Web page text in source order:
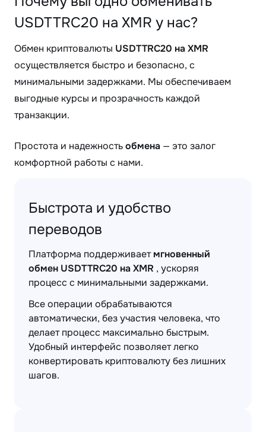
USDTTRC20 на XMR у нас?
Обмен криптовалюты USDTTRC20 на XMR
осуществляется быстро и безопасно, с
минимальными задержками. Мы обеспечиваем
выгодные курсы и прозрачность каждой
транзакции.
Простота и надежностьобмена — это залог
комфортной работы с нами.
Быстрота и удобство
переводов
Платформа поддерживаетмгновенный
обмен USDTTRC20 на XMR , ускоряя
процесс с минимальными задержками.
Все операции обрабатываются
автоматически, без участия человека, что
делает процесс максимально быстрым.
Удобный интерфейс позволяет легко
конвертировать криптовалюту без лишних
шагов.